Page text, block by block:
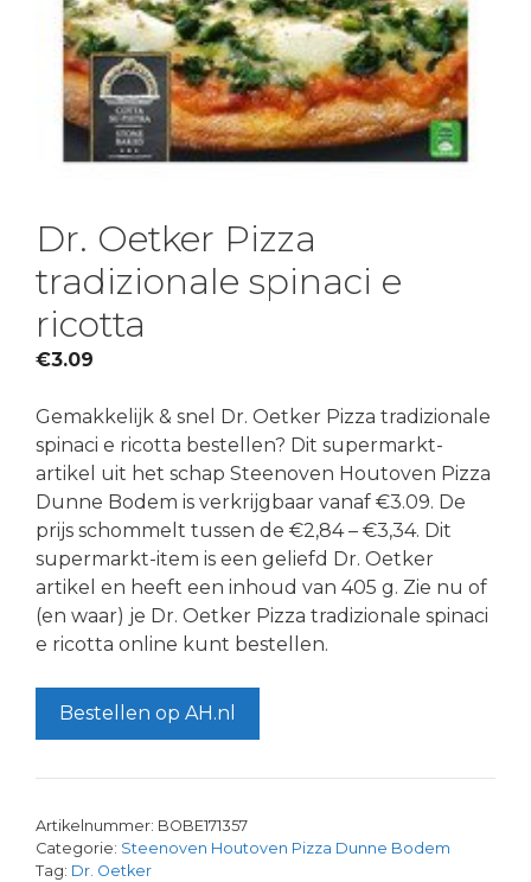
Dr. Oetker Pizza
tradizionale spinaci e
ricotta
€3.09
Gemakkelijk & snel Dr. Oetker Pizza tradizionale
spinaci e ricotta bestellen? Dit supermarkt-
artikel uit het schap Steenoven Houtoven Pizza
Dunne Bodem is verkrijgbaar vanaf €3.09. De
prijs schommelt tussen de €2,84 – €3,34. Dit
supermarkt-item is een geliefd Dr. Oetker
artikel en heeft een inhoud van 405 g. Zie nu of
(en waar) je Dr. Oetker Pizza tradizionale spinaci
e ricotta online kunt bestellen.
Bestellen op AH.nl
Artikelnummer: BOBE171357
Categorie: Steenoven Houtoven Pizza Dunne Bodem
Tag: Dr. Oetker